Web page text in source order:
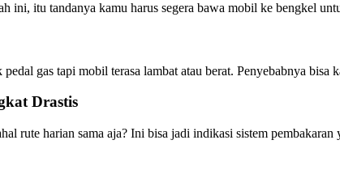
ini, itu tandanya kamu harus segera bawa mobil ke bengkel
gas tapi mobil terasa lambat atau berat. Penyebabnya
Drastis
rute harian sama aja? Ini bisa jadi indikasi sistem